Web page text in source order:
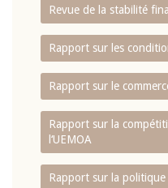
Revue de la stabilité
Rapport sur les
Rapport sur le
Rapport sur la
l‘UEMOA
Rapport sur la